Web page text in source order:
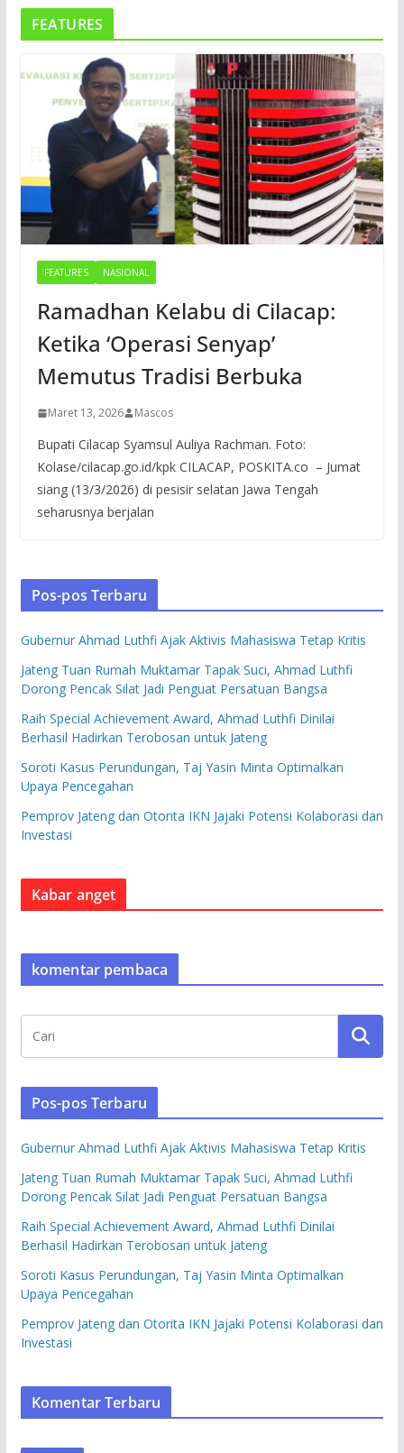
FEATURES
FEATURES NASIONAL
Ramadhan Kelabu di Cilacap:
Ketika ‘Operasi Senyap’
Memutus Tradisi Berbuka
Maret 13, 2026 Mascos
Bupati Cilacap Syamsul Auliya Rachman. Foto:
Kolase/cilacap.go.id/kpk CILACAP, POSKITA.co – Jumat
siang (13/3/2026) di pesisir selatan Jawa Tengah
seharusnya berjalan
Pos-pos Terbaru
Gubernur Ahmad Luthfi Ajak Aktivis Mahasiswa Tetap Kritis
Jateng Tuan Rumah Muktamar Tapak Suci, Ahmad Luthfi
Dorong Pencak Silat Jadi Penguat Persatuan Bangsa
Raih Special Achievement Award, Ahmad Luthfi Dinilai
Berhasil Hadirkan Terobosan untuk Jateng
Soroti Kasus Perundungan, Taj Yasin Minta Optimalkan
Upaya Pencegahan
Pemprov Jateng dan Otorita IKN Jajaki Potensi Kolaborasi dan
Investasi
Kabar anget
komentar pembaca
Pos-pos Terbaru
Gubernur Ahmad Luthfi Ajak Aktivis Mahasiswa Tetap Kritis
Jateng Tuan Rumah Muktamar Tapak Suci, Ahmad Luthfi
Dorong Pencak Silat Jadi Penguat Persatuan Bangsa
Raih Special Achievement Award, Ahmad Luthfi Dinilai
Berhasil Hadirkan Terobosan untuk Jateng
Soroti Kasus Perundungan, Taj Yasin Minta Optimalkan
Upaya Pencegahan
Pemprov Jateng dan Otorita IKN Jajaki Potensi Kolaborasi dan
Investasi
Komentar Terbaru